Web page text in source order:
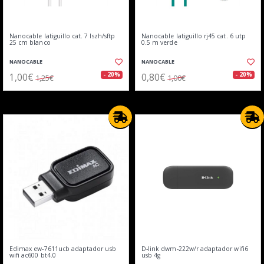
Nanocable latiguillo cat. 7 lszh/sftp
25 cm blanco
NANOCABLE
1,00€ 1,25€ - 20%
Nanocable latiguillo rj45 cat. 6 utp
0.5 m verde
NANOCABLE
0,80€ 1,00€ - 20%
Edimax ew-7611ucb adaptador usb
wifi ac600 bt4.0
D-link dwm-222w/r adaptador wifi6
usb 4g